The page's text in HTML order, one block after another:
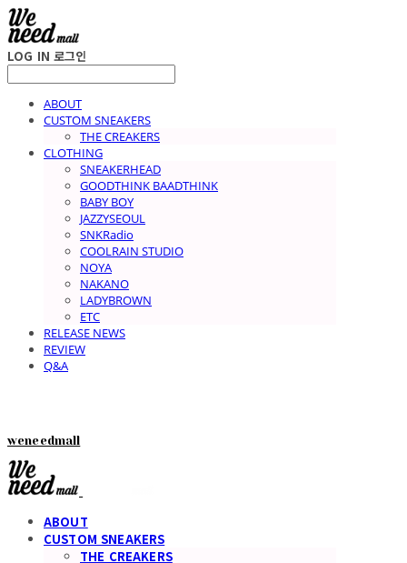
LOG IN 로그인
ABOUT
CUSTOM SNEAKERS
THE CREAKERS
CLOTHING
SNEAKERHEAD
GOODTHINK BAADTHINK
BABY BOY
JAZZYSEOUL
SNKRadio
COOLRAIN STUDIO
NOYA
NAKANO
LADYBROWN
ETC
RELEASE NEWS
REVIEW
Q&A
weneedmall
ABOUT
CUSTOM SNEAKERS
THE CREAKERS